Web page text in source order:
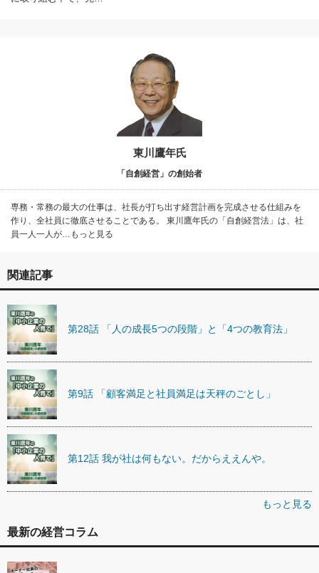
東川鷹年氏
「自創経営」の創始者
専務・常務の最大の仕事は、社長が打ち出す経営計画を完成させる仕組みを
作り、全社員に徹底させることである。 東川鷹年氏の「自創経営法」は、社
員一人一人が…もっと見る
関連記事
第28話 「人の成長5つの段階」と「4つの教育法」
第9話 「顧客満足と社員満足は天秤のごとし」
第12話 我が社は何もない。だからええんや。
もっと見る
最新の経営コラム